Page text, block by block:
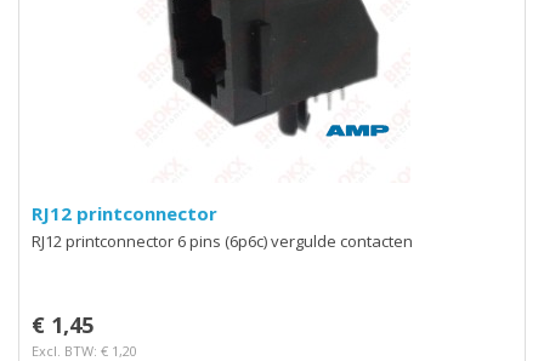
RJ12 printconnector
RJ12 printconnector 6 pins (6p6c) vergulde contacten
€ 1,45
Excl. BTW: € 1,20